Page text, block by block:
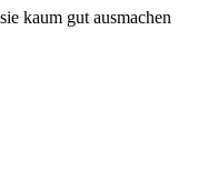
kaum gut ausmachen